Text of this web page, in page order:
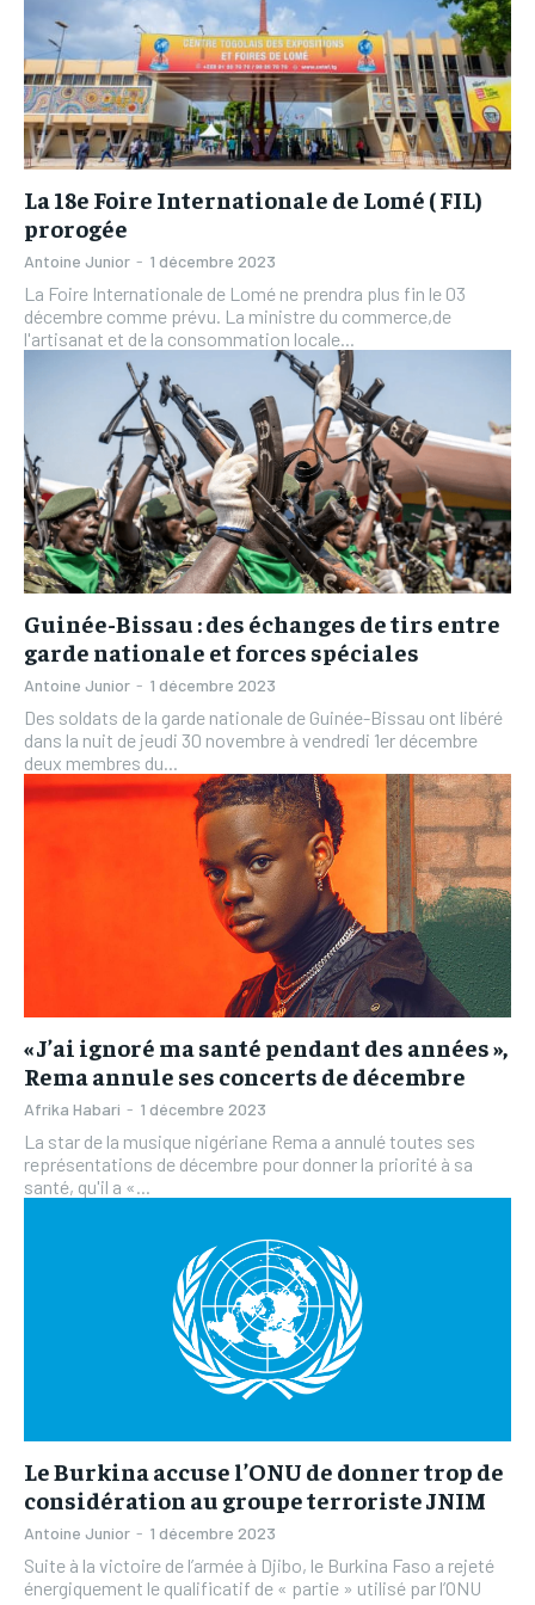
La 18e Foire Internationale de Lomé ( FIL)
prorogée
Antoine Junior - 1 décembre 2023
La Foire Internationale de Lomé ne prendra plus fin le 03
décembre comme prévu. La ministre du commerce,de
l'artisanat et de la consommation locale...
Guinée-Bissau : des échanges de tirs entre
garde nationale et forces spéciales
Antoine Junior - 1 décembre 2023
Des soldats de la garde nationale de Guinée-Bissau ont libéré
dans la nuit de jeudi 30 novembre à vendredi 1er décembre
deux membres du...
« J’ai ignoré ma santé pendant des années »,
Rema annule ses concerts de décembre
Afrika Habari - 1 décembre 2023
La star de la musique nigériane Rema a annulé toutes ses
représentations de décembre pour donner la priorité à sa
santé, qu'il a «...
Le Burkina accuse l’ONU de donner trop de
considération au groupe terroriste JNIM
Antoine Junior - 1 décembre 2023
Suite à la victoire de l’armée à Djibo, le Burkina Faso a rejeté
énergiquement le qualificatif de « partie » utilisé par l’ONU